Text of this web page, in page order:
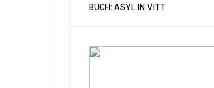
BUCH: ASYL IN VITT